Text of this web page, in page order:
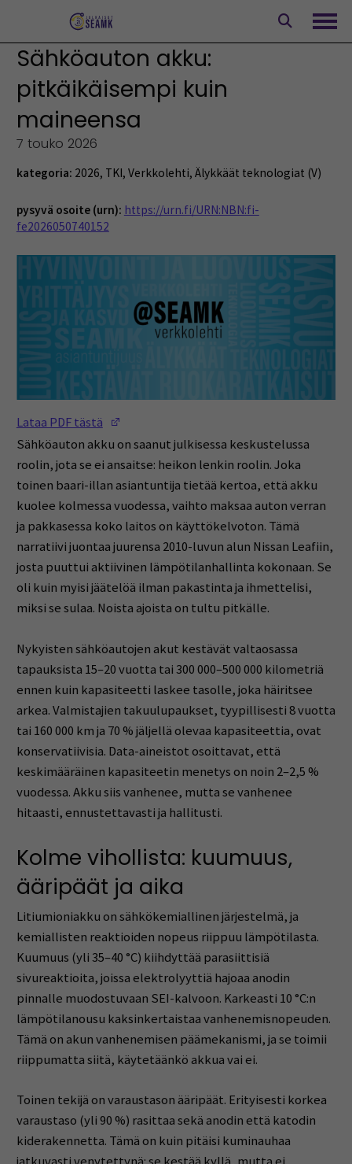
Sähköauton akku:
pitkäikäisempi kuin
maineensa
7 touko 2026
kategoria: 2026, TKI, Verkkolehti, Älykkäät teknologiat (V)
pysyvä osoite (urn): https://urn.fi/URN:NBN:fi-
fe2026050740152
Lataa PDF tästä
Sähköauton akku on saanut julkisessa keskustelussa
roolin, jota se ei ansaitse: heikon lenkin roolin. Joka
toinen baari-illan asiantuntija tietää kertoa, että akku
kuolee kolmessa vuodessa, vaihto maksaa auton verran
ja pakkasessa koko laitos on käyttökelvoton. Tämä
narratiivi juontaa juurensa 2010-luvun alun Nissan Leafiin,
josta puuttui aktiivinen lämpötilanhallinta kokonaan. Se
oli kuin myisi jäätelöä ilman pakastinta ja ihmettelisi,
miksi se sulaa. Noista ajoista on tultu pitkälle.
Nykyisten sähköautojen akut kestävät valtaosassa
tapauksista 15–20 vuotta tai 300 000–500 000 kilometriä
ennen kuin kapasiteetti laskee tasolle, joka häiritsee
arkea. Valmistajien takuulupaukset, tyypillisesti 8 vuotta
tai 160 000 km ja 70 % jäljellä olevaa kapasiteettia, ovat
konservatiivisia. Data-aineistot osoittavat, että
keskimääräinen kapasiteetin menetys on noin 2–2,5 %
vuodessa. Akku siis vanhenee, mutta se vanhenee
hitaasti, ennustettavasti ja hallitusti.
Kolme vihollista: kuumuus,
ääripäät ja aika
Litiumioniakku on sähkökemiallinen järjestelmä, ja
kemiallisten reaktioiden nopeus riippuu lämpötilasta.
Kuumuus (yli 35–40 °C) kiihdyttää parasiittisiä
sivureaktioita, joissa elektrolyyttiä hajoaa anodin
pinnalle muodostuvaan SEI-kalvoon. Karkeasti 10 °C:n
lämpötilanousu kaksinkertaistaa vanhenemisnopeuden.
Tämä on akun vanhenemisen päämekanismi, ja se toimii
riippumatta siitä, käytetäänkö akkua vai ei.
Toinen tekijä on varaustason ääripäät. Erityisesti korkea
varaustaso (yli 90 %) rasittaa sekä anodin että katodin
kiderakennetta. Tämä on kuin pitäisi kuminauhaa